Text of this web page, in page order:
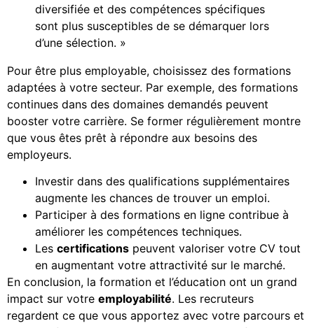
diversifiée et des compétences spécifiques
sont plus susceptibles de se démarquer lors
d’une sélection. »
Pour être plus employable, choisissez des formations
adaptées à votre secteur. Par exemple, des formations
continues dans des domaines demandés peuvent
booster votre carrière. Se former régulièrement montre
que vous êtes prêt à répondre aux besoins des
employeurs.
Investir dans des qualifications supplémentaires
augmente les chances de trouver un emploi.
Participer à des formations en ligne contribue à
améliorer les compétences techniques.
Les certifications peuvent valoriser votre CV tout
en augmentant votre attractivité sur le marché.
En conclusion, la formation et l’éducation ont un grand
impact sur votre employabilité. Les recruteurs
regardent ce que vous apportez avec votre parcours et